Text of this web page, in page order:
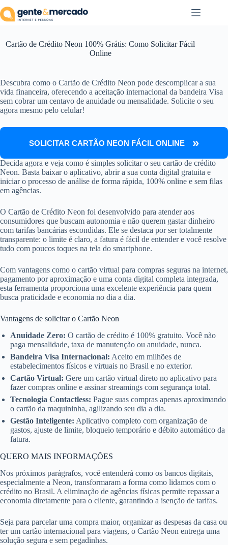
para
o
Cartão de Crédito Neon 100% Grátis: Como Solicitar Fácil
Online
Descubra como o Cartão de Crédito Neon pode descomplicar a sua
vida financeira, oferecendo a aceitação internacional da bandeira Visa
sem cobrar um centavo de anuidade ou mensalidade. Solicite o seu
agora mesmo pelo celular!
SOLICITAR CARTÃO NEON FÁCIL ONLINE
Decida agora e veja como é simples solicitar o seu cartão de crédito
Neon. Basta baixar o aplicativo, abrir a sua conta digital gratuita e
iniciar o processo de análise de forma rápida, 100% online e sem filas
em agências.
O Cartão de Crédito Neon foi desenvolvido para atender aos
consumidores que buscam autonomia e não querem gastar dinheiro
com tarifas bancárias escondidas. Ele se destaca por ser totalmente
transparente: o limite é claro, a fatura é fácil de entender e você resolve
tudo com poucos toques na tela do smartphone.
Com vantagens como o cartão virtual para compras seguras na internet,
pagamento por aproximação e uma conta digital completa integrada,
esta ferramenta proporciona uma excelente experiência para quem
busca praticidade e economia no dia a dia.
Vantagens de solicitar o Cartão Neon
Anuidade Zero: O cartão de crédito é 100% gratuito. Você não
paga mensalidade, taxa de manutenção ou anuidade, nunca.
Bandeira Visa Internacional: Aceito em milhões de
estabelecimentos físicos e virtuais no Brasil e no exterior.
Cartão Virtual: Gere um cartão virtual direto no aplicativo para
fazer compras online e assinar streamings com segurança total.
Tecnologia Contactless: Pague suas compras apenas aproximando
o cartão da maquininha, agilizando seu dia a dia.
Gestão Inteligente: Aplicativo completo com organização de
gastos, ajuste de limite, bloqueio temporário e débito automático da
fatura.
QUERO MAIS INFORMAÇÕES
Nos próximos parágrafos, você entenderá como os bancos digitais,
especialmente a Neon, transformaram a forma como lidamos com o
crédito no Brasil. A eliminação de agências físicas permite repassar a
economia diretamente para o cliente, garantindo a isenção de tarifas.
Seja para parcelar uma compra maior, organizar as despesas da casa ou
ter um cartão internacional para viagens, o Cartão Neon entrega uma
solução segura e sem pegadinhas.